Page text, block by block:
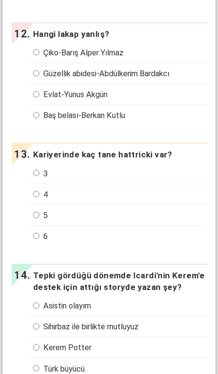
Hangi lakap yanlış?
Çiko-Barış Alper Yılmaz
Güzellik abidesi-Abdülkerim Bardakcı
Evlat-Yunus Akgün
Baş belası-Berkan Kutlu
Kariyerinde kaç tane hattricki var?
3
4
5
6
Tepki gördüğü dönemde Icardi'nin Kerem'e
destek için attığı storyde yazan şey?
Asistin olayım
Sihirbaz ile birlikte mutluyuz
Kerem Potter
Türk büyücü